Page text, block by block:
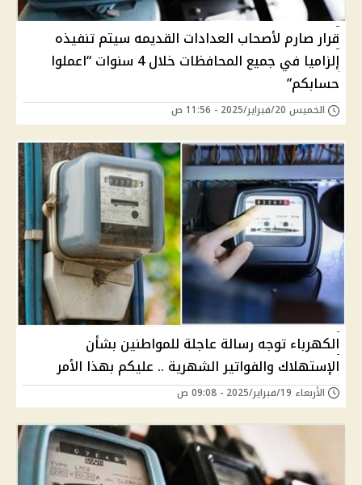
قرار صارم لأصحاب العدادات القديمه سيتم تنفيذه
إلزاميا في جميع المحافظات خلال 4 سنوات “اعملوا
حسابكم”
الخميس 20/فبراير/2025 - 11:56 ص
الكهرباء توجه رسالة عاجلة للمواطنين بشأن
الإستهلاك والفواتير الشهرية .. عليكم بهذا الأمر
الأربعاء 19/فبراير/2025 - 09:08 ص